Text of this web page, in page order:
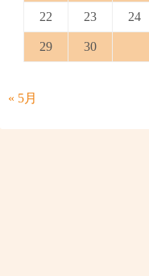
22 23 24
29 30
« 5月